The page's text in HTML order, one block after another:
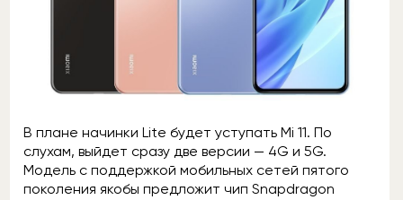
В плане начинки Lite будет уступать Mi 11. По
слухам, выйдет сразу две версии — 4G и 5G.
Модель с поддержкой мобильных сетей пятого
поколения якобы предложит чип Snapdragon